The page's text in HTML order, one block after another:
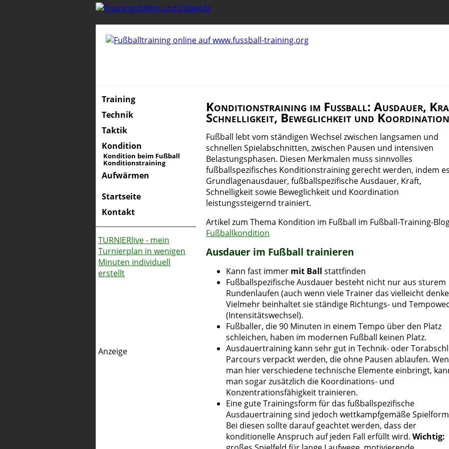
Training
Technik
Taktik
Kondition
Kondition beim Fußball
Konditionstraining
Aufwärmen
Startseite
Kontakt
TURNIERlive - mein
Turnierplan in wenigen
Minuten individuell
erstellt
Anzeige
Konditionstraining im Fussball: Ausdauer,
Schnelligkeit, Beweglichkeit und Koordination
Fußball lebt vom ständigen Wechsel zwischen langsamen und
schnellen Spielabschnitten, zwischen Pausen und intensiven
Belastungsphasen. Diesen Merkmalen muss sinnvolles
fußballspezifisches Konditionstraining gerecht werden, indem es
Grundlagenausdauer, fußballspezifische Ausdauer, Kraft,
Schnelligkeit sowie Beweglichkeit und Koordination
leistungssteigernd trainiert.
Artikel zum Thema Kondition im Fußball im Fußball-Training-
Fußballkondition
Ausdauer im Fußball trainieren
Kann fast immer mit Ball stattfinden
Fußballspezifische Ausdauer besteht nicht nur aus sturem
Rundenlaufen (auch wenn viele Trainer das vielleicht
Vielmehr beinhaltet sie ständige Richtungs- und
(Intensitätswechsel).
Fußballer, die 90 Minuten in einem Tempo über den Platz
schleichen, haben im modernen Fußball keinen Platz.
Ausdauertraining kann sehr gut in Technik- oder
Parcours verpackt werden, die ohne Pausen ablaufen.
man hier verschiedene technische Elemente einbringt,
man sogar zusätzlich die Koordinations- und
Konzentrationsfähigkeit trainieren.
Eine gute Trainingsform für das fußballspezifische
Ausdauertraining sind jedoch wettkampfgemäße
Bei diesen sollte darauf geachtet werden, dass der
konditionelle Anspruch auf jeden Fall erfüllt wird. Wichtig: